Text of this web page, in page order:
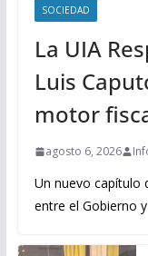
SOCIEDAD
La UIA
Luis
motor
agosto 6, 2026
Un nuevo capítulo
entre el Gobierno